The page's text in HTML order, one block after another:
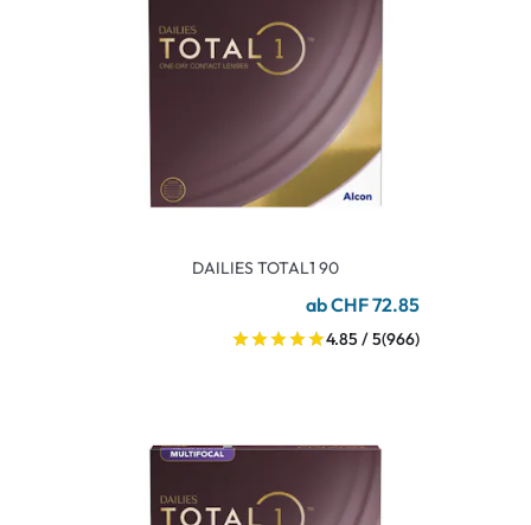
DAILIES TOTAL1 90
ab CHF 72.85
4.85 / 5(966)